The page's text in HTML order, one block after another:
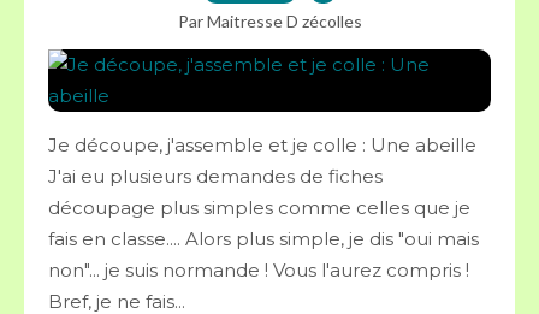
Par Maitresse D zécolles
Je découpe, j'assemble et je colle : Une abeille
J'ai eu plusieurs demandes de fiches
découpage plus simples comme celles que je
fais en classe.... Alors plus simple, je dis "oui mais
non"... je suis normande ! Vous l'aurez compris !
Bref, je ne fais...